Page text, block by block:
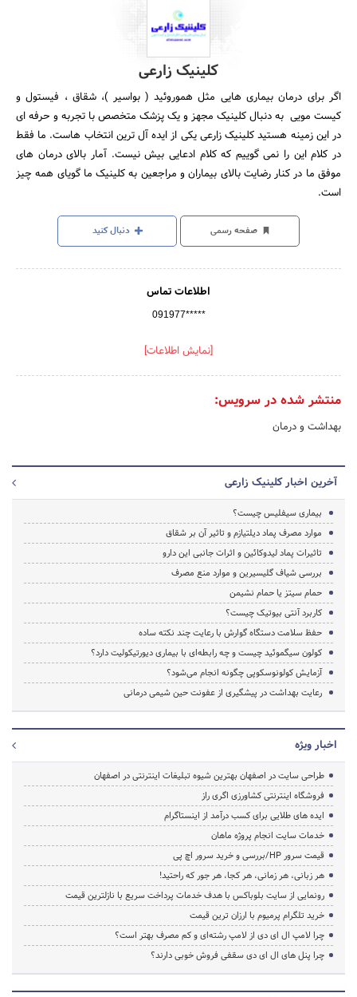
کلینیک زارعی
اگر برای درمان بیماری هایی مثل هموروئید ( بواسیر )، شقاق ، فیستول و
کیست مویی به دنبال کلینیک مجهز و یک پزشک متخصص با تجربه و حرفه ای
در این زمینه هستید کلینیک زارعی یکی از ایده آل ترین انتخاب هاست. ما فقط
در کلام این را نمی گوییم که کلام ادعایی بیش نیست. آمار بالای درمان های
موفق ما در کنار رضایت بالای بیماران و مراجعین به کلینیک ما گویای همه چیز
است.
صفحه رسمی دنبال کنید
اطلاعات تماس
091977*****
[نمایش اطلاعات]
منتشر شده در سرویس:
بهداشت و درمان
آخرین اخبار کلینیک زارعی
بیماری سیفلیس چیست؟
موارد مصرف پماد دیلتیازم و تاثیر آن بر شقاق
تاثیرات پماد لیدوکائین و اثرات جانبی این دارو
بررسی شیاف گلیسیرین و موارد منع مصرف
حمام سیتز یا حمام نشیمن
کاربرد آنتی بیوتیک چیست؟
حفظ سلامت دستگاه گوارش با رعایت چند نکته ساده
کولون سیگموئید چیست و چه رابطه‌ای با بیماری دیورتیکولیت دارد؟
آزمایش کولونوسکوپی چگونه انجام می‌شود؟
رعایت بهداشت در پیشگیری از عفونت حین شیمی درمانی
اخبار ویژه
طراحی سایت در اصفهان بهترین شیوه تبلیغات اینترنتی در اصفهان
فروشگاه اینترنتی کشاورزی اگری راز
ایده های طلایی برای کسب درآمد از اینستاگرام
خدمات سایت انجام پروژه ماهان
قیمت سرور HP/بررسی و خرید سرور اچ پی
هر زبانی، هر زمانی، هر کجا، هر جور که راحتید!
رونمایی از سایت بلوباکس با هدف خدمات پرداخت سریع با نازلترین قیمت
خرید تلگرام پرمیوم با ارزان ترین قیمت
چرا لامپ ال ای دی از لامپ رشته‌ای و کم مصرف بهتر است؟
چرا پنل های ال ای دی سقفی فروش خوبی دارند؟